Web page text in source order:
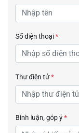
Số điện thoại*
Thư điện tử*
Bình luận, góp ý*